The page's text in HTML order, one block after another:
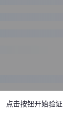
点击按钮开始验证